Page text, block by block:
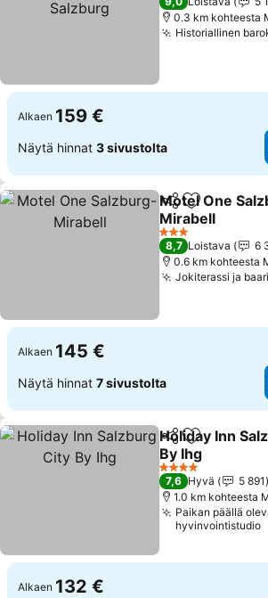
0.3 km kohteesta
Historiallinen
Alkaen 159 €
Näytä hinnat 3 sivustolta
Jaa Lisää
Motel One
Mirabell
Katso hinnat
3 Tähtiluokitus
8,7 Loistava
6
0.6 km kohteesta
Jokiterassi ja baari
Alkaen 145 €
Näytä hinnat 7 sivustolta
Jaa Lisää
Holiday Inn
By Ihg
Katso hinnat
4 Tähtiluokitus
7,6 Hyvä
5 891
1.0 km kohteesta
Paikan päällä
hyvinvointistudio
Alkaen 132 €